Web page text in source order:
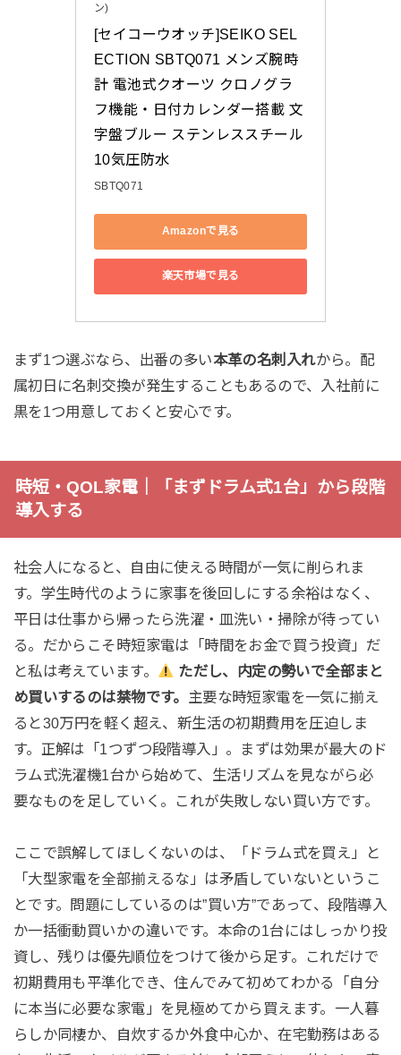
ン)
[セイコーウオッチ]SEIKO SEL
ECTION SBTQ071 メンズ腕時
計 電池式クオーツ クロノグラ
フ機能・日付カレンダー搭載 文
字盤ブルー ステンレススチール
10気圧防水
SBTQ071
Amazonで見る
楽天市場で見る
まず1つ選ぶなら、出番の多い本革の名刺入れから。配
属初日に名刺交換が発生することもあるので、入社前に
黒を1つ用意しておくと安心です。
時短・QOL家電｜「まずドラム式1台」から段階
導入する
社会人になると、自由に使える時間が一気に削られま
す。学生時代のように家事を後回しにする余裕はなく、
平日は仕事から帰ったら洗濯・皿洗い・掃除が待ってい
る。だからこそ時短家電は「時間をお金で買う投資」だ
と私は考えています。
ただし、内定の勢いで全部まと
め買いするのは禁物です。
主要な時短家電を一気に揃え
ると30万円を軽く超え、新生活の初期費用を圧迫しま
す。正解は「1つずつ段階導入」。まずは効果が最大のド
ラム式洗濯機1台から始めて、生活リズムを見ながら必
要なものを足していく。これが失敗しない買い方です。
ここで誤解してほしくないのは、「ドラム式を買え」と
「大型家電を全部揃えるな」は矛盾していないというこ
とです。問題にしているのは”買い方”であって、段階導入
か一括衝動買いかの違いです。本命の1台にはしっかり投
資し、残りは優先順位をつけて後から足す。これだけで
初期費用も平準化でき、住んでみて初めてわかる「自分
に本当に必要な家電」を見極めてから買えます。一人暮
らしか同棲か、自炊するか外食中心か、在宅勤務はある